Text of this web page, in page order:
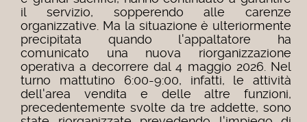
il servizio, sopperendo alle carenze
organizzative. Ma la situazione è ulteriormente
precipitata quando l'appaltatore ha
comunicato una nuova riorganizzazione
operativa a decorrere dal 4 maggio 2026. Nel
turno mattutino 6:00-9:00, infatti, le attività
dell'area vendita e delle altre funzioni,
precedentemente svolte da tre addette, sono